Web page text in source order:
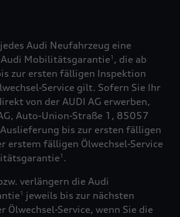
Audi Neufahrzeug eine
Mobilitätsgarantie1 , die ab
zur ersten fälligen Inspektion
Service gilt. Sofern Sie Ihr
von der AUDI AG erwerben,
Auto-Union-Straße 1, 85057
bis zur ersten fälligen
erstem fälligen Ölwechsel-Service
1 .
verlängern die Audi
1
jeweils bis zur nächsten
Ölwechsel-Service, wenn Sie die